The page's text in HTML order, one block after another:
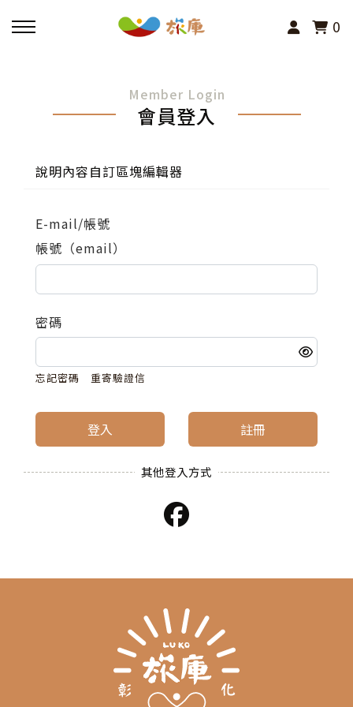
0
小旅行及主題導覽
講座、體驗與課程
其他活動
Member Login
會員登入
說明內容自訂區塊編輯器
E-mail/帳號
帳號（email）
密碼
忘記密碼 重寄驗證信
登入 註冊